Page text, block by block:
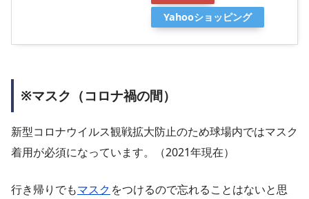
Yahooショッピング
※マスク（コロナ禍の間）
新型コロナウイルス観戦拡大防止のため球場内ではマスク
着用が必須になっています。（2021年現在）
行き帰りでもマスク をつけるので忘れることはないと思